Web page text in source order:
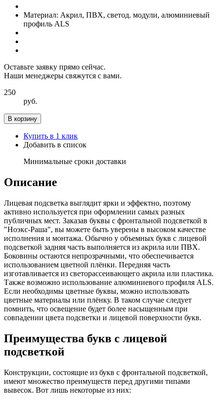
Материал: Акрил, ПВХ, светод. модули, алюминиевый
профиль ALS
Оставьте заявку прямо сейчас.
Наши менеджеры свяжутся с вами.
250
руб.
В корзину
Купить в 1 клик
Добавить в список
Минимальные сроки доставки
Описание
Лицевая подсветка выглядит ярки и эффектно, поэтому
активно используется при оформлении самых разных
публичных мест. Заказав буквы с фронтальной подсветкой в
"Ноэкс-Раша", вы можете быть уверены в высоком качестве
исполнения и монтажа. Обычно у объемных букв с лицевой
подсветкой задняя часть выполняется из акрила или ПВХ.
Боковины остаются непрозрачными, что обеспечивается
использованием цветной плёнки. Передняя часть
изготавливается из светорассеивающего акрила или пластика.
Также возможно использование алюминиевого профиля ALS.
Если необходимы цветные буквы, можно использовать
цветные материалы или плёнку. В таком случае следует
помнить, что освещение будет более насыщенным при
совпадении цвета подсветки и лицевой поверхности букв.
Преимущества букв с лицевой
подсветкой
Конструкции, состоящие из букв с фронтальной подсветкой,
имеют множество преимуществ перед другими типами
вывесок. Вот лишь некоторые из них: